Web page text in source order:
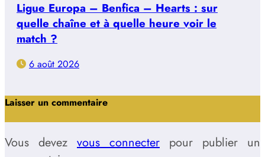
Ligue Europa – Benfica – Hearts : sur
quelle chaîne et à quelle heure voir le
match ?
6 août 2026
Laisser un commentaire
Vous devez vous connecter pour publier un